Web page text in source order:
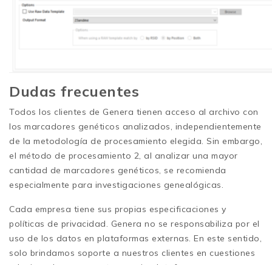
Dudas frecuentes
Todos los clientes de Genera tienen acceso al archivo con
los marcadores genéticos analizados, independientemente
de la metodología de procesamiento elegida. Sin embargo,
el método de procesamiento 2, al analizar una mayor
cantidad de marcadores genéticos, se recomienda
especialmente para investigaciones genealógicas.
Cada empresa tiene sus propias especificaciones y
políticas de privacidad. Genera no se responsabiliza por el
uso de los datos en plataformas externas. En este sentido,
solo brindamos soporte a nuestros clientes en cuestiones